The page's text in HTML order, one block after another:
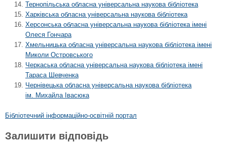
Тернопільська обласна універсальна наукова бібліотека
Харківська обласна універсальна наукова бібліотека
Херсонська обласна універсальна наукова бібліотека імені
Олеся Гончара
Хмельницька обласна універсальна наукова бібліотека імені
Миколи Островського
Черкаська обласна універсальна наукова бібліотека імені
Тараса Шевченка
Чернівецька обласна універсальна наукова бібліотека
ім. Михайла Івасюка
Бібліотечний інформаційно-освітній портал
Залишити відповідь